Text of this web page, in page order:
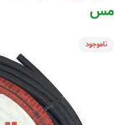
مس
ناموجود